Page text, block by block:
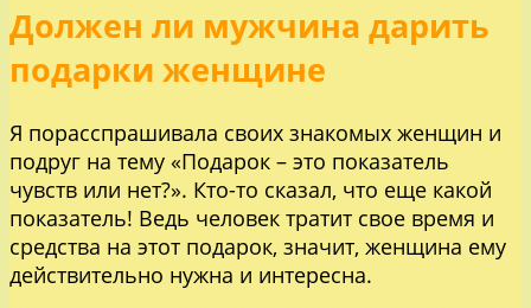
Должен ли мужчина дарить
подарки женщине
Я порасспрашивала своих знакомых женщин и
подруг на тему «Подарок – это показатель
чувств или нет?». Кто-то сказал, что еще какой
показатель! Ведь человек тратит свое время и
средства на этот подарок, значит, женщина ему
действительно нужна и интересна.